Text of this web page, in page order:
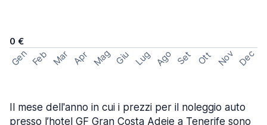
0 €
Gen Feb Mar Apr Mag Giu Lug Ago Set Ott Nov Dec
Il mese dell'anno in cui i prezzi per il noleggio auto
presso l’hotel GF Gran Costa Adeje a Tenerife sono